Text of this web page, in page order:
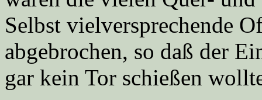
Selbst vielversprechende
abgebrochen, so daß der
gar kein Tor schießen